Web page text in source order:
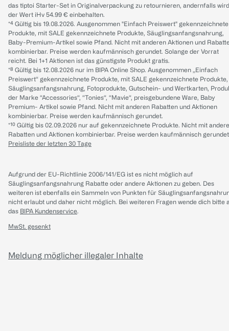
das tiptoi Starter-Set in Originalverpackung zu retournieren, andernfalls wird
der Wert iHv 54.99 € einbehalten.
*⁴ Gültig bis 19.08.2026. Ausgenommen "Einfach Preiswert" gekennzeichnete
Produkte, mit SALE gekennzeichnete Produkte, Säuglingsanfangsnahrung,
Baby-Premium-Artikel sowie Pfand. Nicht mit anderen Aktionen und
kombinierbar. Preise werden kaufmännisch gerundet. Solange der Vorrat
reicht. Bei 1+1 Aktionen ist das günstigste Produkt gratis.
*⁸ Gültig bis 12.08.2026 nur im BIPA Online Shop. Ausgenommen „Einfach
Preiswert“ gekennzeichnete Produkte, mit SALE gekennzeichnete Produkte,
Säuglingsanfangsnahrung, Fotoprodukte, Gutschein- und Wertkarten,
der Marke “Accessories“, “Tonies“, “Mavie“, preisgebundene Ware, Baby
Premium- Artikel sowie Pfand. Nicht mit anderen Rabatten und Aktionen
kombinierbar. Preise werden kaufmännisch gerundet.
*¹⁰ Gültig bis 02.09.2026 nur auf gekennzeichnete Produkte. Nicht mit
Rabatten und Aktionen kombinierbar. Preise werden kaufmännisch
Preisliste der letzten 30 Tage
Aufgrund der EU-Richtlinie 2006/141/EG ist es nicht möglich auf
Säuglingsanfangsnahrung Rabatte oder andere Aktionen zu geben. Des
weiteren ist ebenfalls ein Sammeln von Punkten für
nicht erlaubt und daher nicht möglich. Bei weiteren Fragen wende dich bitte
das BIPA Kundenservice.
MwSt. gesenkt
Meldung möglicher illegaler Inhalte